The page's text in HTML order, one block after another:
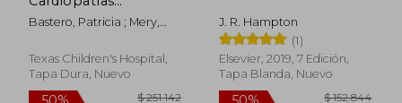
Congénitas del Texas
Children'S Hospital
Bastero, Patricia ; Mery,
Texas Children's Hospital,
Tapa Dura, Nuevo
J. R. Hampton
(1)
Elsevier, 2019, 7 Edición,
Tapa Blanda, Nuevo